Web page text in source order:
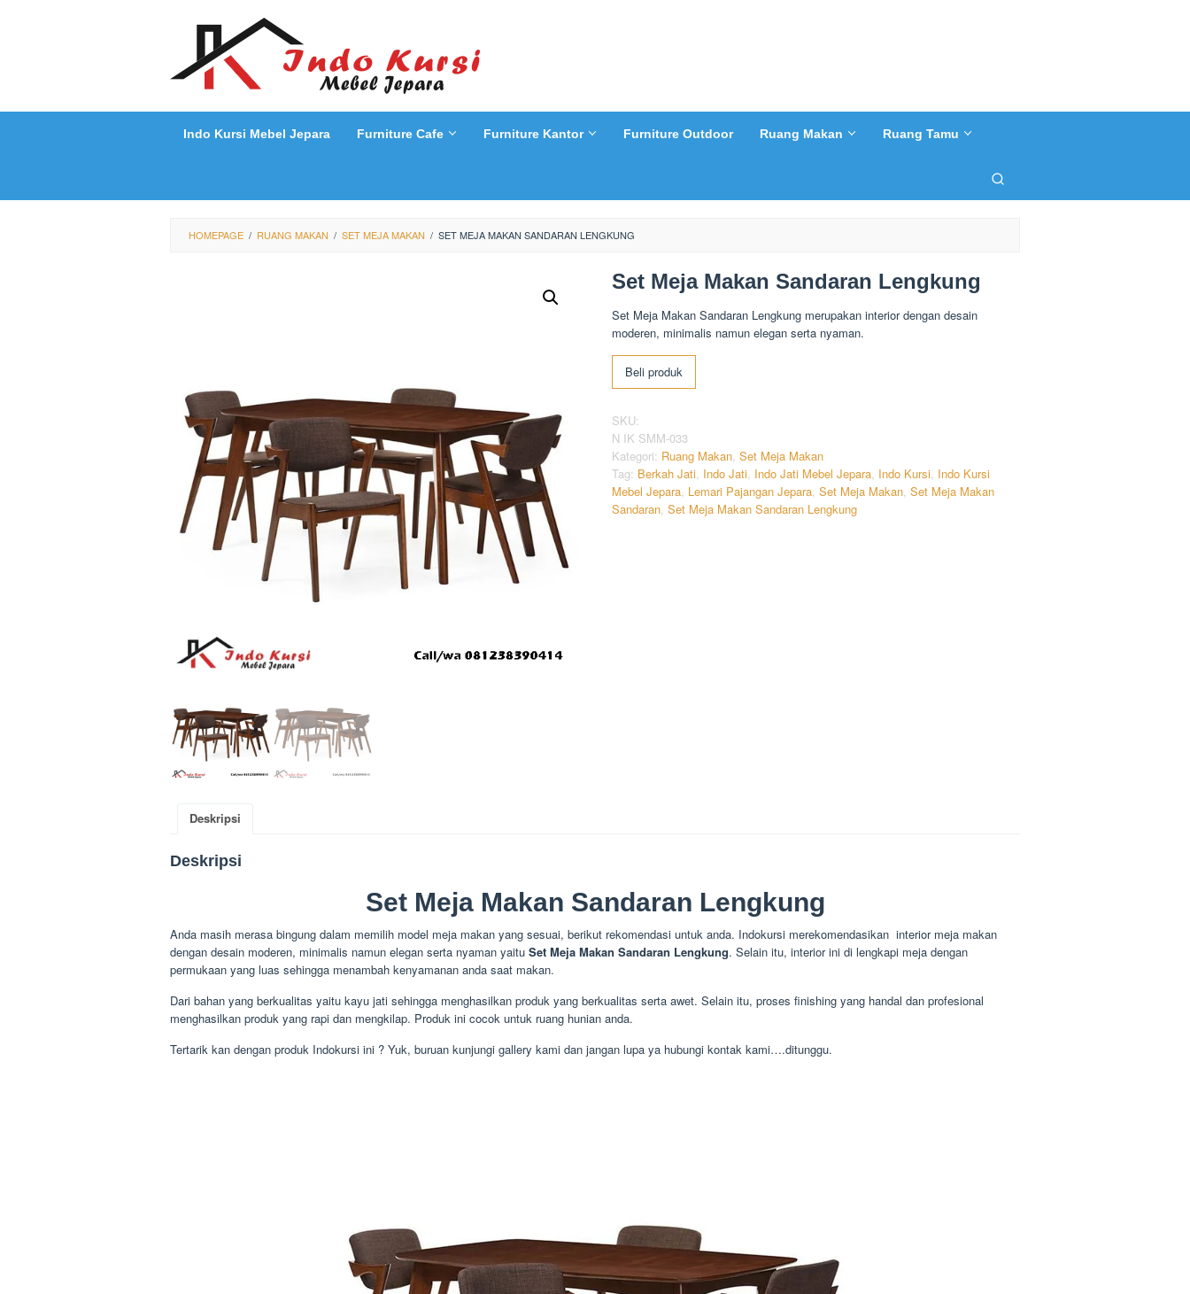
Indo Kursi Mebel Jepara Furniture Cafe Furniture Kantor Furniture Outdoor Ruang Makan Ruang Tamu
HOMEPAGE / RUANG MAKAN / SET MEJA MAKAN / SET MEJA MAKAN SANDARAN LENGKUNG
Set Meja Makan Sandaran Lengkung
Set Meja Makan Sandaran Lengkung merupakan interior dengan desain
moderen, minimalis namun elegan serta nyaman.
Beli produk
SKU:
N IK SMM-033
Kategori: Ruang Makan,Set Meja Makan
Tag: Berkah Jati, Indo Jati, Indo Jati Mebel Jepara, Indo Kursi, Indo Kursi
Mebel Jepara, Lemari Pajangan Jepara,Set Meja Makan,Set Meja Makan
Sandaran,Set Meja Makan Sandaran Lengkung
Deskripsi
Deskripsi
Set Meja Makan Sandaran Lengkung
Anda masih merasa bingung dalam memilih model meja makan yang sesuai, berikut rekomendasi untuk anda. Indokursi merekomendasikan interior meja makan
dengan desain moderen, minimalis namun elegan serta nyaman yaitu Set Meja Makan Sandaran Lengkung. Selain itu, interior ini di lengkapi meja dengan
permukaan yang luas sehingga menambah kenyamanan anda saat makan.
Dari bahan yang berkualitas yaitu kayu jati sehingga menghasilkan produk yang berkualitas serta awet. Selain itu, proses finishing yang handal dan profesional
menghasilkan produk yang rapi dan mengkilap. Produk ini cocok untuk ruang hunian anda.
Tertarik kan dengan produk Indokursi ini ? Yuk, buruan kunjungi gallery kami dan jangan lupa ya hubungi kontak kami….ditunggu.